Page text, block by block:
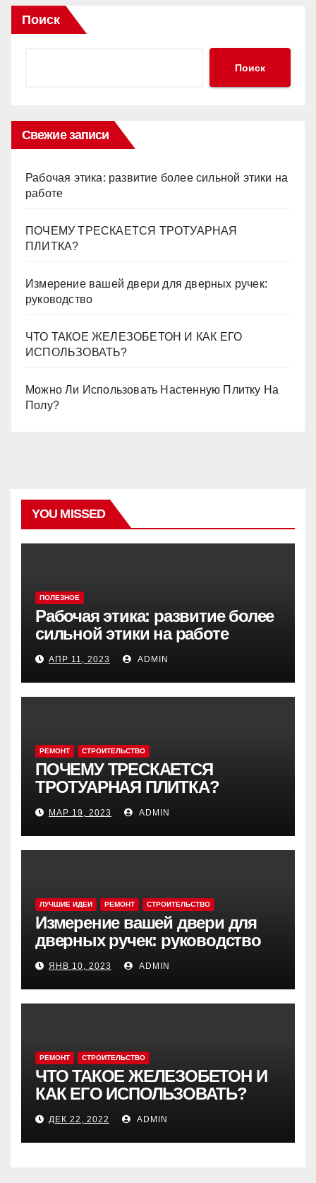
Поиск
Поиск
Свежие записи
Рабочая этика: развитие более сильной этики на
работе
ПОЧЕМУ ТРЕСКАЕТСЯ ТРОТУАРНАЯ
ПЛИТКА?
Измерение вашей двери для дверных ручек:
руководство
ЧТО ТАКОЕ ЖЕЛЕЗОБЕТОН И КАК ЕГО
ИСПОЛЬЗОВАТЬ?
Можно Ли Использовать Настенную Плитку На
Полу?
YOU MISSED
ПОЛЕЗНОЕ
Рабочая этика: развитие более
сильной этики на работе
АПР 11, 2023 ADMIN
РЕМОНТ СТРОИТЕЛЬСТВО
ПОЧЕМУ ТРЕСКАЕТСЯ
ТРОТУАРНАЯ ПЛИТКА?
МАР 19, 2023 ADMIN
ЛУЧШИЕ ИДЕИ РЕМОНТ СТРОИТЕЛЬСТВО
Измерение вашей двери для
дверных ручек: руководство
ЯНВ 10, 2023 ADMIN
РЕМОНТ СТРОИТЕЛЬСТВО
ЧТО ТАКОЕ ЖЕЛЕЗОБЕТОН И
КАК ЕГО ИСПОЛЬЗОВАТЬ?
ДЕК 22, 2022 ADMIN